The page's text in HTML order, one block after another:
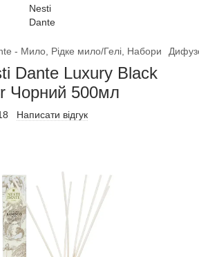
- Мило, Рідке мило/Гелі, Набори
Dante Luxury Black
Чорний 500мл
Написати відгук